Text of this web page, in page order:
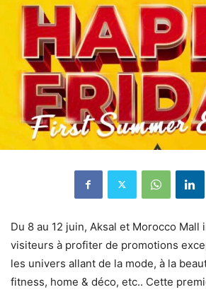
Du 8 au 12 juin, Aksal et Morocco Mall
visiteurs à profiter de promotions
les univers allant de la mode, à la
fitness, home & déco, etc.. Cette